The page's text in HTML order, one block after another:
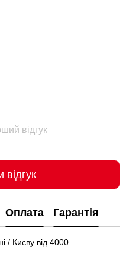
відгук
відгук
Оплата Гарантія
/ Києву від 4000